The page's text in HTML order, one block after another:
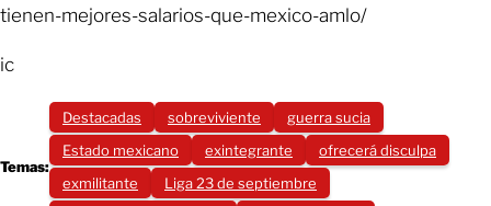
tienen-mejores-salarios-que-mexico-amlo/
ic
Temas:
Destacadas sobreviviente
guerra sucia
Estado mexicano
exintegrante
ofrecerá disculpa
exmilitante
Liga 23 de septiembre